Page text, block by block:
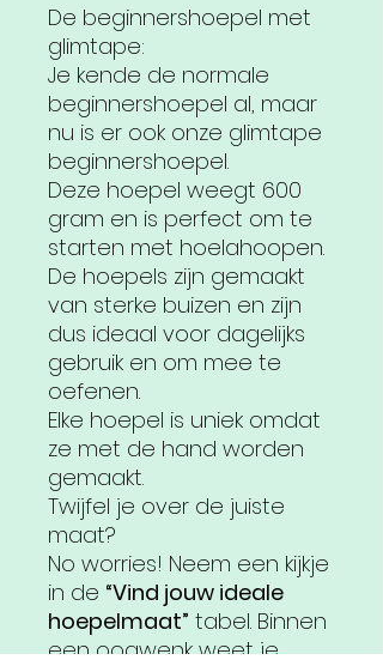
De beginnershoepel met
glimtape:
Je kende de normale
beginnershoepel al, maar
nu is er ook onze glimtape
beginnershoepel.
Deze hoepel weegt 600
gram en is perfect om te
starten met hoelahoopen.
De hoepels zijn gemaakt
van sterke buizen en zijn
dus ideaal voor dagelijks
gebruik en om mee te
oefenen.
Elke hoepel is uniek omdat
ze met de hand worden
gemaakt.
Twijfel je over de juiste
maat?
No worries! Neem een kijkje
in de “Vind jouw ideale
hoepelmaat” tabel. Binnen
een oogwenk weet je